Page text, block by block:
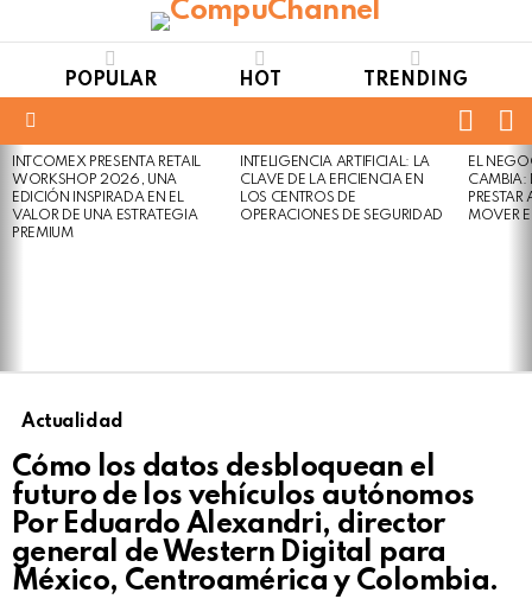
POPULAR HOT TRENDING
LATEST
STORIES
INTCOMEX PRESENTA RETAIL
WORKSHOP 2026, UNA
EDICIÓN INSPIRADA EN EL
VALOR DE UNA ESTRATEGIA
PREMIUM
INTELIGENCIA ARTIFICIAL: LA
CLAVE DE LA EFICIENCIA EN
LOS CENTROS DE
OPERACIONES DE SEGURIDAD
EL
CAMBIA:
MOVER
Actualidad
Cómo los datos desbloquean el
futuro de los vehículos autónomos
Por Eduardo Alexandri, director
general de Western Digital para
México, Centroamérica y Colombia.